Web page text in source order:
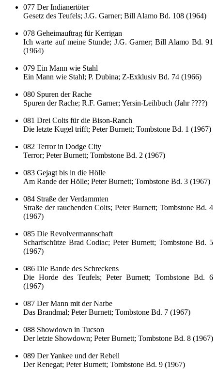
077 Der Indianertöter
Gesetz des Teufels; J.G. Garner; Bill Alamo Bd. 108 (1964)
078 Geheimauftrag für Kerrigan
Ich warte auf meine Stunde; J.G. Garner; Bill Alamo Bd. 91
(1964)
079 Ein Mann wie Stahl
Ein Mann wie Stahl; P. Dubina; Z-Exklusiv Bd. 74 (1966)
080 Spuren der Rache
Spuren der Rache; R.F. Garner; Yersin-Leihbuch (Jahr ????)
081 Drei Colts für die Bison-Ranch
Die letzte Kugel trifft; Peter Burnett; Tombstone Bd. 1 (1967)
082 Terror in Dodge City
Terror; Peter Burnett; Tombstone Bd. 2 (1967)
083 Gejagt bis in die Hölle
Am Rande der Hölle; Peter Burnett; Tombstone Bd. 3 (1967)
084 Straße der Verdammten
Straße der rauchenden Colts; Peter Burnett; Tombstone Bd. 4
(1967)
085 Die Revolvermannschaft
Scharfschütze Brad Codiac; Peter Burnett; Tombstone Bd. 5
(1967)
086 Die Bande des Schreckens
Die Horde des Teufels; Peter Burnett; Tombstone Bd. 6
(1967)
087 Der Mann mit der Narbe
Das Brandmal; Peter Burnett; Tombstone Bd. 7 (1967)
088 Showdown in Tucson
Der letzte Showdown; Peter Burnett; Tombstone Bd. 8 (1967)
089 Der Yankee und der Rebell
Der Renegat; Peter Burnett; Tombstone Bd. 9 (1967)